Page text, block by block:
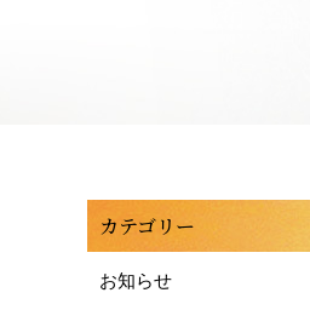
カテゴリー
お知らせ